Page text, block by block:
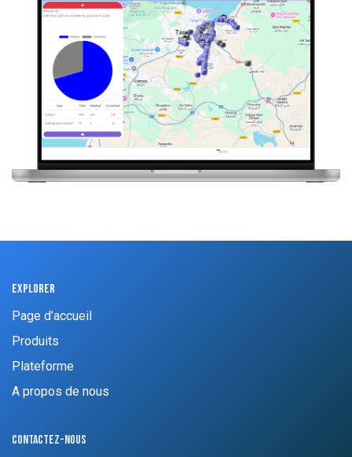
Explorer
Page d’accueil
Produits
Plateforme
A propos de nous
Contactez-nous